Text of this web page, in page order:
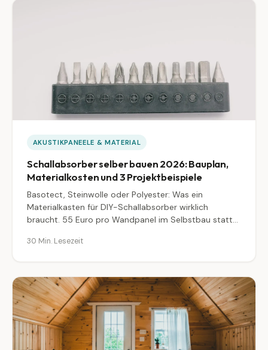
AKUSTIKPANEELE & MATERIAL
Schallabsorber selber bauen 2026: Bauplan,
Materialkosten und 3 Projektbeispiele
Basotect, Steinwolle oder Polyester: Was ein
Materialkasten für DIY-Schallabsorber wirklich
braucht. 55 Euro pro Wandpanel im Selbstbau statt
Deckensegel und Bassfalle, Werkzeugliste,
30 Min. Lesezeit